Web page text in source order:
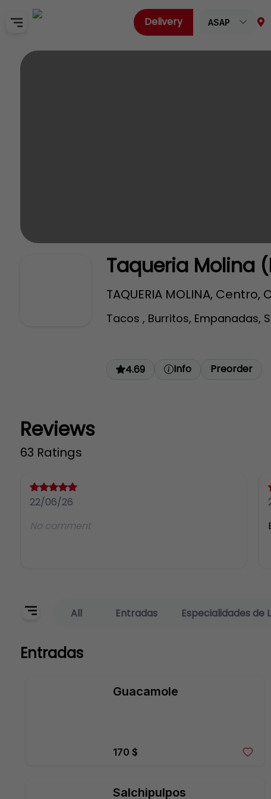
Home
Delivery ASAP
Taqueria Molina
TAQUERIA MOLINA, Centro,
Tacos , Burritos, Empanadas,
4.69 Info Preorder
Reviews
63 Ratings
22/06/26
No comment
All Entradas Especialidades de
Entradas
Guacamole
170 $
Salchipulpos